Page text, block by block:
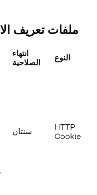
8.2 ملفات تعريف
انتهاء
الصلاحية
النوع
سنتان
HTTP
Cookie